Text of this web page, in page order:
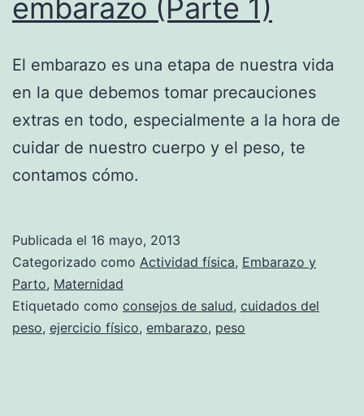
embarazo (Parte 1)
El embarazo es una etapa de nuestra vida
en la que debemos tomar precauciones
extras en todo, especialmente a la hora de
cuidar de nuestro cuerpo y el peso, te
contamos cómo.
Publicada el 16 mayo, 2013
Categorizado como Actividad física, Embarazo y
Parto, Maternidad
Etiquetado como consejos de salud, cuidados del
peso, ejercicio físico, embarazo, peso